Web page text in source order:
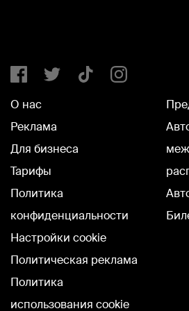
О нас
Реклама
Для бизнеса
Тарифы
Политика
конфиденциальности
Настройки cookie
Политическая реклама
Политика
использования cookie